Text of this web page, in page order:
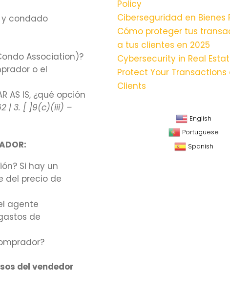
condado
Association)?
o el
AS IS, ¿qué opción
| 3. [ ]9(c)(iii) –
Si hay un
del precio de
agente
de
del vendedor
Policy
Ciberseguridad en Bienes
Cómo proteger tus
a tus clientes en 2025
Cybersecurity in Real
Protect Your Transactions
Clients
English
Portuguese
Spanish